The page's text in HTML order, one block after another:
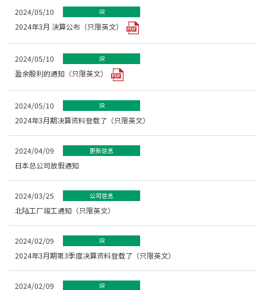
2024/05/10 IR
2024年3月 決算公布（只限英文）
2024/05/10 IR
盈余股利的通知（只限英文）
2024/05/10 IR
2024年3月期决算资料登载了（只限英文）
2024/04/09 更新信息
日本总公司放假通知
2024/03/25 公司信息
北陆工厂竣工通知（只限英文）
2024/02/09 IR
2024年3月期第3季度决算资料登载了（只限英文）
2024/02/09 IR